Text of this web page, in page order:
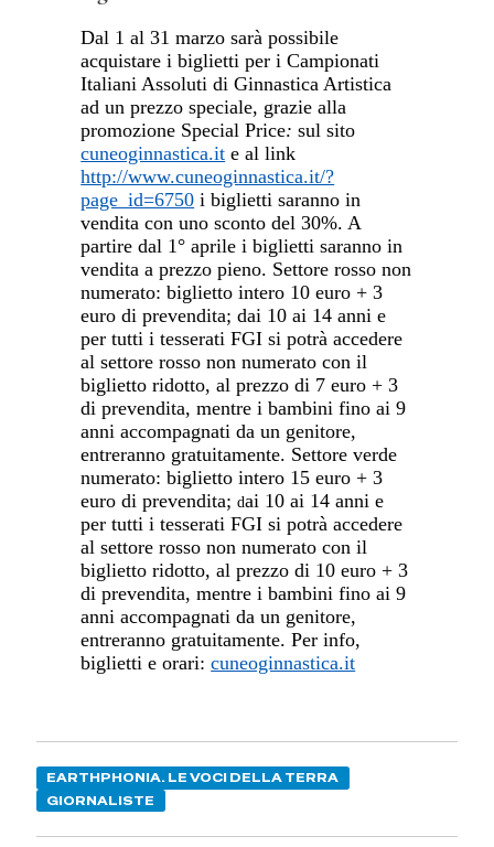
Dal 1 al 31 marzo sarà possibile
acquistare i biglietti per i Campionati
Italiani Assoluti di Ginnastica Artistica
ad un prezzo speciale, grazie alla
promozione Special Price: sul sito
cuneoginnastica.it e al link
http://www.cuneoginnastica.it/?
page_id=6750 i biglietti saranno in
vendita con uno sconto del 30%.A
partire dal 1° aprile i biglietti saranno in
vendita a prezzo pieno. Settore rosso non
numerato: biglietto intero 10 euro + 3
euro di prevendita; dai 10 ai 14 anni e
per tutti i tesserati FGI si potrà accedere
al settore rosso non numerato con il
biglietto ridotto, al prezzo di 7 euro + 3
di prevendita, mentre i bambini fino ai 9
anni accompagnati da un genitore,
entreranno gratuitamente. Settore verde
numerato: biglietto intero 15 euro + 3
euro di prevendita;dai 10 ai 14 anni e
per tutti i tesserati FGI si potrà accedere
al settore rosso non numerato con il
biglietto ridotto, al prezzo di 10 euro + 3
di prevendita, mentre i bambini fino ai 9
anni accompagnati da un genitore,
entreranno gratuitamente. Per info,
biglietti e orari:cuneoginnastica.it
EARTHPHONIA. LE VOCI DELLA TERRA
GIORNALISTE